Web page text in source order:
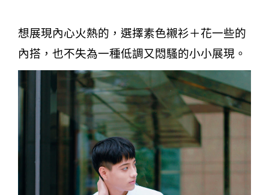
想展現內心火熱的，選擇素色襯衫＋花一些的
內搭，也不失為一種低調又悶騷的小小展現。